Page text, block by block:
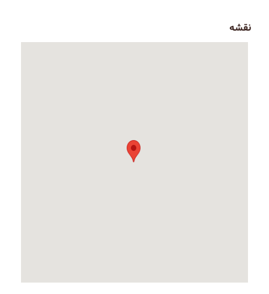
نقشه